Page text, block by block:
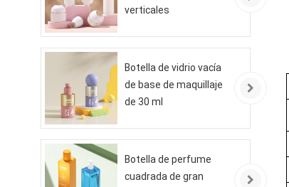
verticales
Botella de vidrio vacía
de base de maquillaje
de 30 ml
Botella de perfume
cuadrada de gran